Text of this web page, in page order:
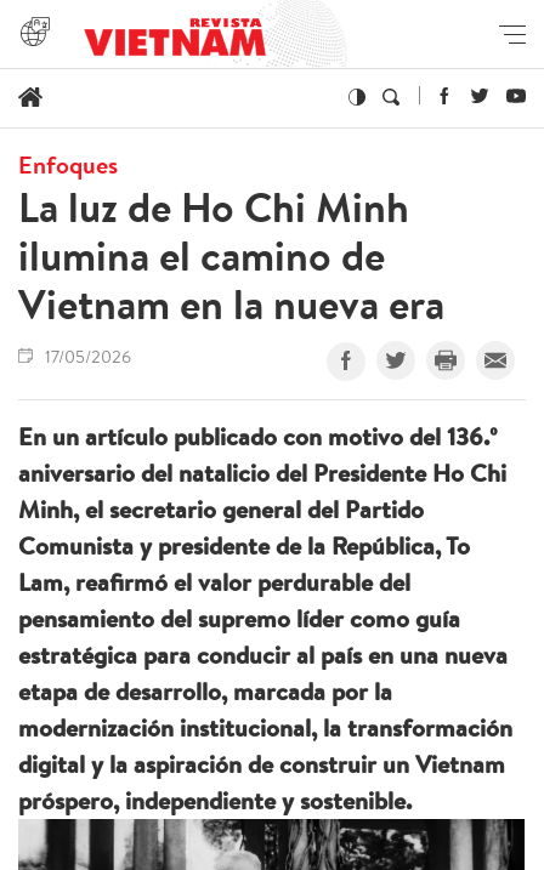
Enfoques
La luz de Ho Chi Minh
ilumina el camino de
Vietnam en la nueva era
17/05/2026
En un artículo publicado con motivo del 136.º
aniversario del natalicio del Presidente Ho Chi
Minh, el secretario general del Partido
Comunista y presidente de la República, To
Lam, reafirmó el valor perdurable del
pensamiento del supremo líder como guía
estratégica para conducir al país en una nueva
etapa de desarrollo, marcada por la
modernización institucional, la transformación
digital y la aspiración de construir un Vietnam
próspero, independiente y sostenible.